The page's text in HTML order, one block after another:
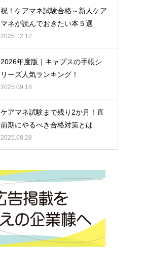
祝！ケアマネ試験合格～新人ケア
マネが読んでおきたい本５選
2025.12.12
2026年度版｜キャプスの手帳シ
リーズ人気ランキング！
2025.09.18
ケアマネ試験まで残り2か月！直
前期にやるべき合格対策とは
2025.08.28